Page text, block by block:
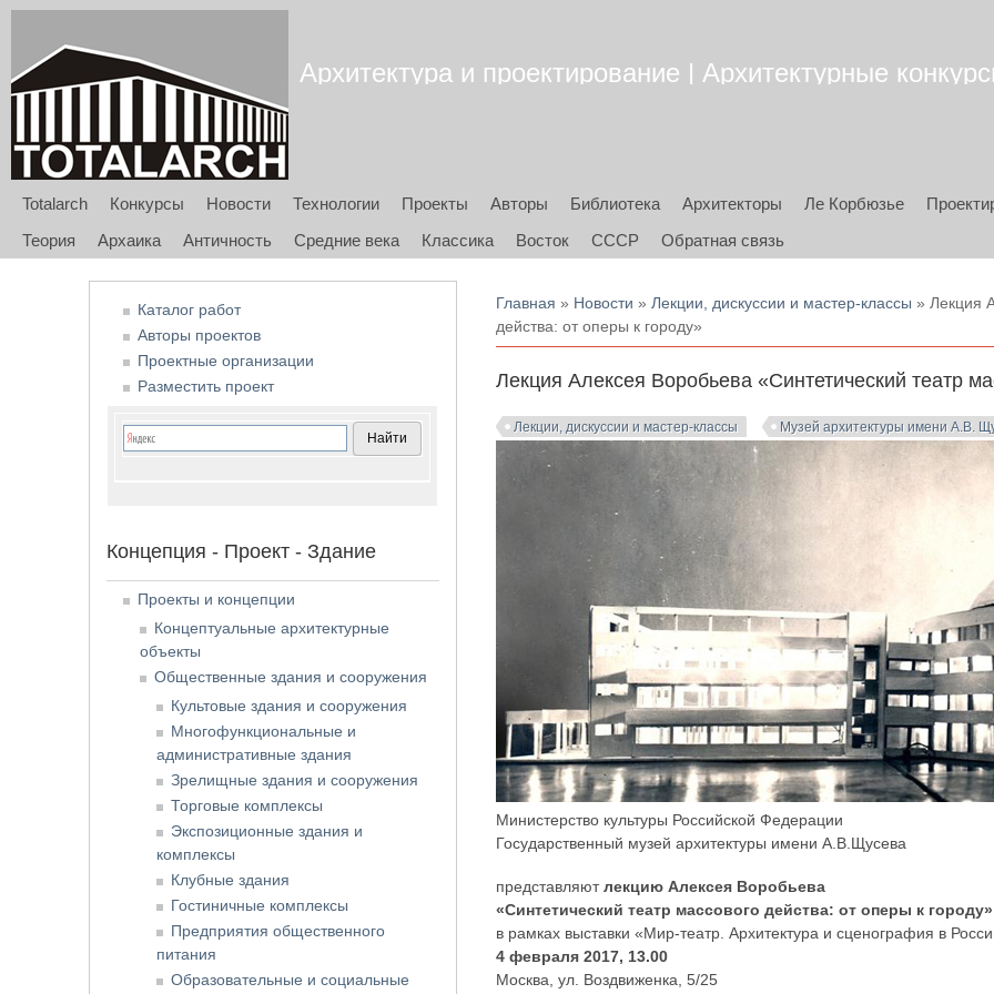
Архитектура и проектирование | Архитектурные
Totalarch Конкурсы Новости Технологии Проекты Авторы Библиотека Архитекторы Ле Корбюзье
Теория
Архаика Античность Средние века Классика Восток СССР Обратная связь
Вы здесь
Главная » Новости » Лекции, дискуссии и мастер-классы » Лекция
действа: от оперы к городу»
Лекция Алексея Воробьева «Синтетический театр
Лекции, дискуссии и мастер-классы Музей архитектуры имени А.В.
Министерство культуры Российской Федерации
Государственный музей архитектуры имени А.В.Щусева
представляютлекцию Алексея Воробьева
«Синтетический театр массового действа: от оперы к городу»
в рамках выставки «Мир-театр. Архитектура и сценография в
4 февраля 2017, 13.00
Москва, ул. Воздвиженка, 5/25
Каталог работ
Авторы проектов
Проектные организации
Разместить проект
Концепция - Проект - Здание
Проекты и концепции
Концептуальные архитектурные
объекты
Общественные здания и сооружения
Культовые здания и сооружения
Многофункциональные и
административные здания
Зрелищные здания и сооружения
Торговые комплексы
Экспозиционные здания и
комплексы
Клубные здания
Гостиничные комплексы
Предприятия общественного
питания
Образовательные и социальные